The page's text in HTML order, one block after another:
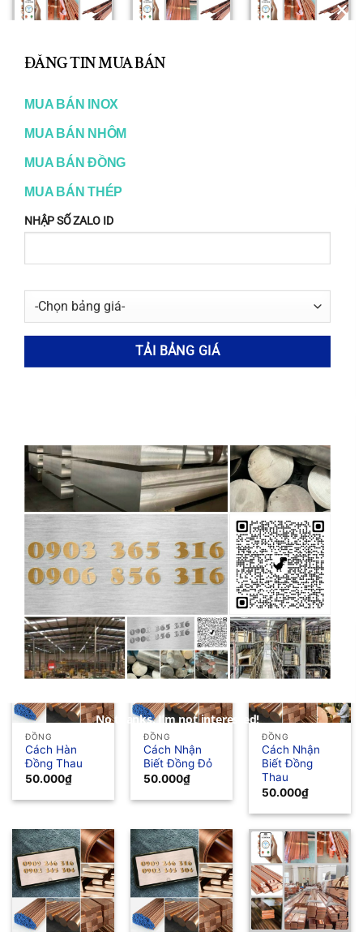
ĐỒNG
Bảng Giá
Đồng Thanh
50.000₫
Báo Giá Đồng
Báo Giá Đồng
Thanh Cái
Báo Giá
ĐỒNG
Báo Giá
Thanh Cái
Đồng Tủ Điện
50.000₫
Busbar Đồng
50.000₫
ĐỒNG
Các Loại Bạc
Lót
50.000₫
ĐỒNG
Cách Hàn
Đồng Thau
50.000₫
ĐỒNG
Cách Nhận
Biết Đồng Đỏ
50.000₫
ĐỒNG
Cách Nhận
Biết Đồng
Thau
50.000₫
ĐĂNG TIN MUA BÁN
MUA BÁN INOX
MUA BÁN NHÔM
MUA BÁN ĐỒNG
MUA BÁN THÉP
NHẬP SỐ ZALO ID
No thanks, I’m not interested!